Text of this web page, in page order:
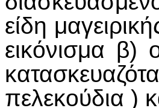
είδη
εικόνισμα β)
πελεκούδια )